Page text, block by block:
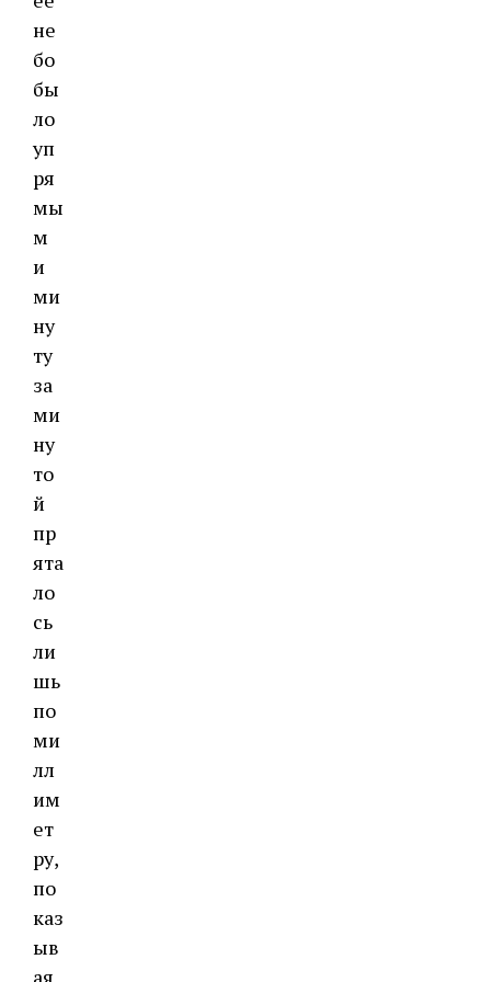
не
бо
бы
ло
уп
ря
мы
м
и
ми
ну
ту
за
ми
ну
то
й
пр
ята
ло
сь
ли
шь
по
ми
лл
им
ет
ру,
по
каз
ыв
ая